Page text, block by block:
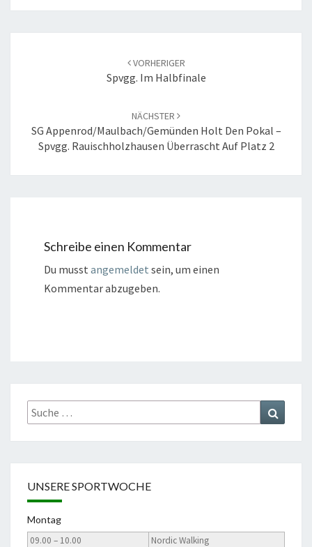
VORHERIGER
Spvgg. Im Halbfinale
NÄCHSTER
SG Appenrod/Maulbach/Gemünden Holt Den Pokal –
Spvgg. Rauischholzhausen Überrascht Auf Platz 2
Schreibe einen Kommentar
Du musst angemeldet sein, um einen
Kommentar abzugeben.
Suche
nach:
UNSERE SPORTWOCHE
Montag
09.00 – 10.00
Nordic Walking